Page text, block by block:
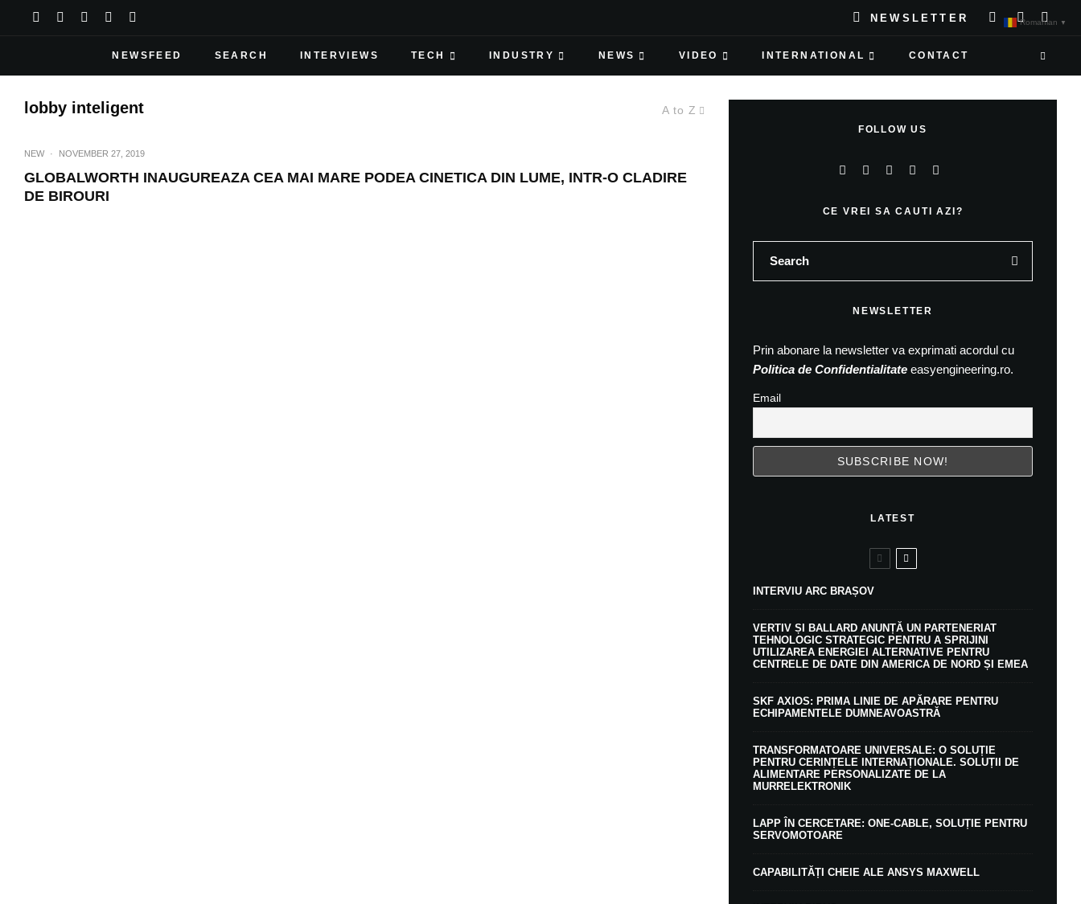
NEWSLETTER
NEWSFEED SEARCH INTERVIEWS TECH INDUSTRY NEWS VIDEO INTERNATIONAL CONTACT
A to Z
lobby inteligent
NEW · NOVEMBER 27, 2019
GLOBALWORTH INAUGUREAZA CEA MAI MARE PODEA CINETICA DIN LUME, INTR-O CLADIRE
DE BIROURI
FOLLOW US
CE VREI SA CAUTI AZI?
NEWSLETTER
Prin abonare la newsletter va exprimati acordul cu
Politica de Confidentialitate easyengineering.ro.
Email
LATEST
INTERVIU ARC BRAȘOV
VERTIV ȘI BALLARD ANUNȚĂ UN PARTENERIAT
TEHNOLOGIC STRATEGIC PENTRU A SPRIJINI
UTILIZAREA ENERGIEI ALTERNATIVE PENTRU
CENTRELE DE DATE DIN AMERICA DE NORD ȘI EMEA
SKF AXIOS: PRIMA LINIE DE APĂRARE PENTRU
ECHIPAMENTELE DUMNEAVOASTRĂ
TRANSFORMATOARE UNIVERSALE: O SOLUȚIE
PENTRU CERINȚELE INTERNAȚIONALE. SOLUȚII DE
ALIMENTARE PERSONALIZATE DE LA
MURRELEKTRONIK
LAPP ÎN CERCETARE: ONE-CABLE, SOLUȚIE PENTRU
SERVOMOTOARE
CAPABILITĂȚI CHEIE ALE ANSYS MAXWELL
Romanian ▼